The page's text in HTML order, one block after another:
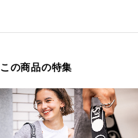
この商品の特集